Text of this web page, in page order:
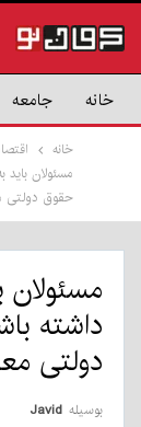
خانه جامعه
خانه
مسئولان
حقوق دولتی
داشته
دولتی
بوسیله Javid